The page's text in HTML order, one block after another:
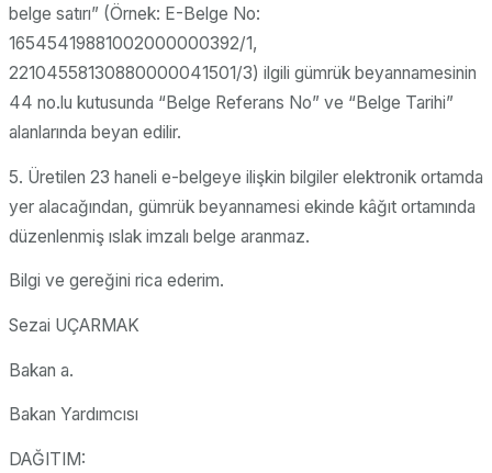
belge satırı” (Örnek: E-Belge No:
16545419881002000000392/1,
22104558130880000041501/3) ilgili gümrük beyannamesinin
44 no.lu kutusunda “Belge Referans No” ve “Belge Tarihi”
alanlarında beyan edilir.
5. Üretilen 23 haneli e-belgeye ilişkin bilgiler elektronik ortamda
yer alacağından, gümrük beyannamesi ekinde kâğıt ortamında
düzenlenmiş ıslak imzalı belge aranmaz.
Bilgi ve gereğini rica ederim.
Sezai UÇARMAK
Bakan a.
Bakan Yardımcısı
DAĞITIM: